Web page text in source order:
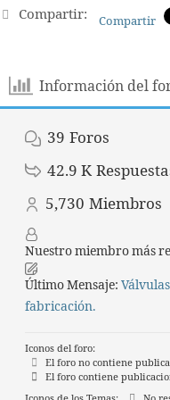
Compartir: Compartir
Información del
39 Foros
42.9 K
5,730 Miembros
Nuestro miembro más
Último Mensaje:
fabricación.
Iconos del foro:
El foro no contiene
El foro contiene